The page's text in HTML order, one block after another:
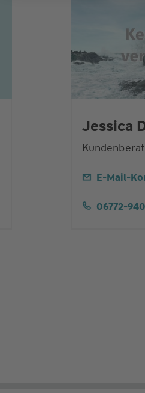
Jessica
E-Mail-
06772-